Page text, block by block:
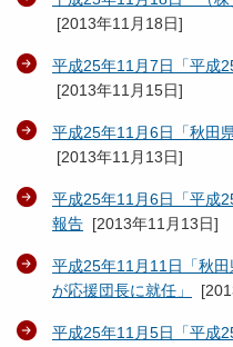
[2013年11月18日]
平成25年11月7日「平成
[2013年11月15日]
平成25年11月6日「秋田
[2013年11月13日]
平成25年11月6日「平成
報告 [2013年11月13日]
平成25年11月11日「秋
が応援団長に就任」
[
平成25年11月5日「平成